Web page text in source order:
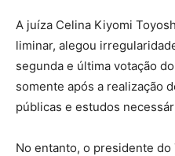
A juíza Celina Kiyomi
liminar, alegou
segunda e última votação
somente após a realização
públicas e estudos
No entanto, o presidente